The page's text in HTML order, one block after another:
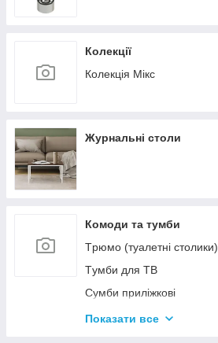
Колекції
Колекція Мікс
Журнальні столи
Комоди та тумби
Tрюмо (туалетні столики)
Tумби для ТВ
Сумби приліжкові
Комоди
Показати все